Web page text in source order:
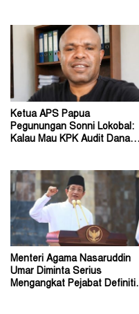
Ketua APS Papua
Pegunungan Sonni Lokobal:
Kalau Mau KPK Audit Dana
Menteri Agama Nasaruddin
Umar Diminta Serius
Mengangkat Pejabat Definitif